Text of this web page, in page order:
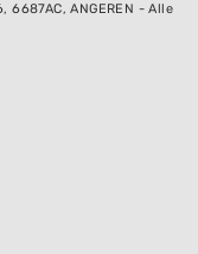
ANGEREN - Alle